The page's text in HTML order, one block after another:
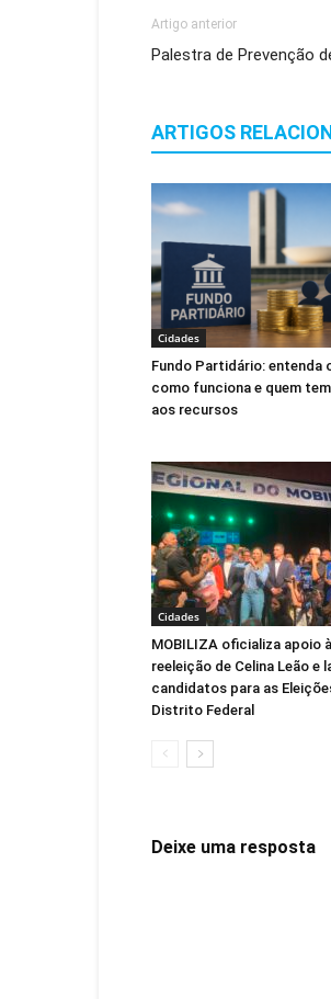
Artigo anterior
Palestra de Prevenção
ARTIGOS
Cidades
Fundo Partidário: entenda
como funciona e quem
aos recursos
Cidades
MOBILIZA oficializa apoio à
reeleição de Celina Leão e
candidatos para as
Distrito Federal
Deixe uma resposta